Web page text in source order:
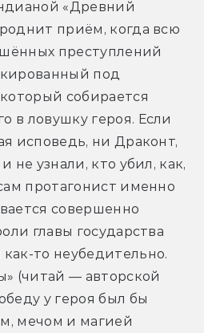
«Древний
приём, когда всю
преступлений
под
собирается
в ловушку героя. Если
исповедь, ни Драконт,
не узнали, кто убил, как,
протагонист именно
совершенно
главы государства
то неубедительно.
(читай — авторской
у героя был бы
мечом и магией